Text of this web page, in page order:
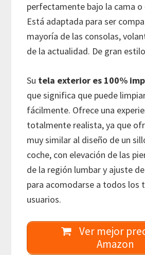
perfectamente bajo la cama o
Está adaptada para ser
mayoría de las consolas,
de la actualidad. De gran
Su tela exterior es 100%
que significa que puede
fácilmente. Ofrece una
totalmente realista, ya que
muy similar al diseño de un
coche, con elevación de las
de la región lumbar y ajuste
para acomodarse a todos los
usuarios.
Ver mejor
Amazon